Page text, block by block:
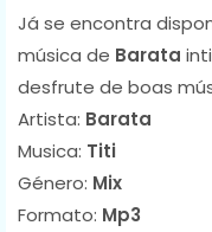
Já se encontra
música de Barata
desfrute de boas
Artista: Barata
Musica: Titi
Género: Mix
Formato: Mp3